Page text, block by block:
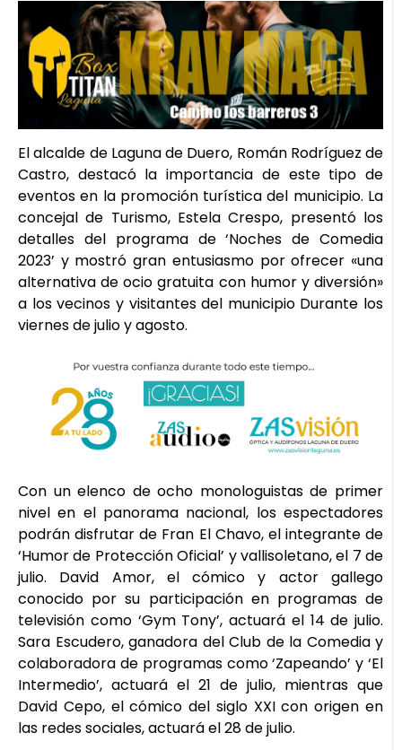
El alcalde de Laguna de Duero, Román Rodríguez de
Castro, destacó la importancia de este tipo de
eventos en la promoción turística del municipio. La
concejal de Turismo, Estela Crespo, presentó los
detalles del programa de ‘Noches de Comedia
2023’ y mostró gran entusiasmo por ofrecer «una
alternativa de ocio gratuita con humor y diversión»
a los vecinos y visitantes del municipio Durante los
viernes de julio y agosto.
Con un elenco de ocho monologuistas de primer
nivel en el panorama nacional, los espectadores
podrán disfrutar de Fran El Chavo, el integrante de
‘Humor de Protección Oficial’ y vallisoletano, el 7 de
julio. David Amor, el cómico y actor gallego
conocido por su participación en programas de
televisión como ‘Gym Tony’, actuará el 14 de julio.
Sara Escudero, ganadora del Club de la Comedia y
colaboradora de programas como ‘Zapeando’ y ‘El
Intermedio’, actuará el 21 de julio, mientras que
David Cepo, el cómico del siglo XXI con origen en
las redes sociales, actuará el 28 de julio.